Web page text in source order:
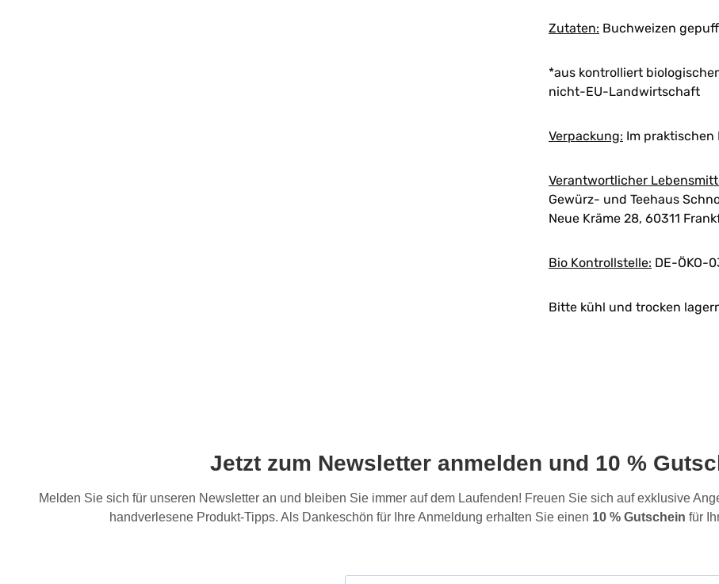
Zutaten: Buchweizen
*aus kontrolliert
nicht-EU-Landwirtschaft
Verpackung: Im
Verantwortlicher
Gewürz- und Teehaus
Neue Kräme 28, 60311
Bio Kontrollstelle: DE-ÖKO-
Bitte kühl und trocken
Jetzt zum Newsletter anmelden und 10 %
Melden Sie sich für unseren Newsletter an und bleiben Sie immer auf dem Laufenden! Freuen Sie sich auf exklusive
handverlesene Produkt-Tipps. Als Dankeschön für Ihre Anmeldung erhalten Sie einen 10 % Gutschein für